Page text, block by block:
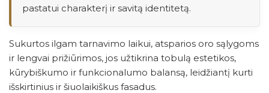
pastatui charakterį ir savitą identitetą.
Sukurtos ilgam tarnavimo laikui, atsparios oro sąlygoms
ir lengvai prižiūrimos, jos užtikrina tobulą estetikos,
kūrybiškumo ir funkcionalumo balansą, leidžiantį kurti
išskirtinius ir šiuolaikiškus fasadus.